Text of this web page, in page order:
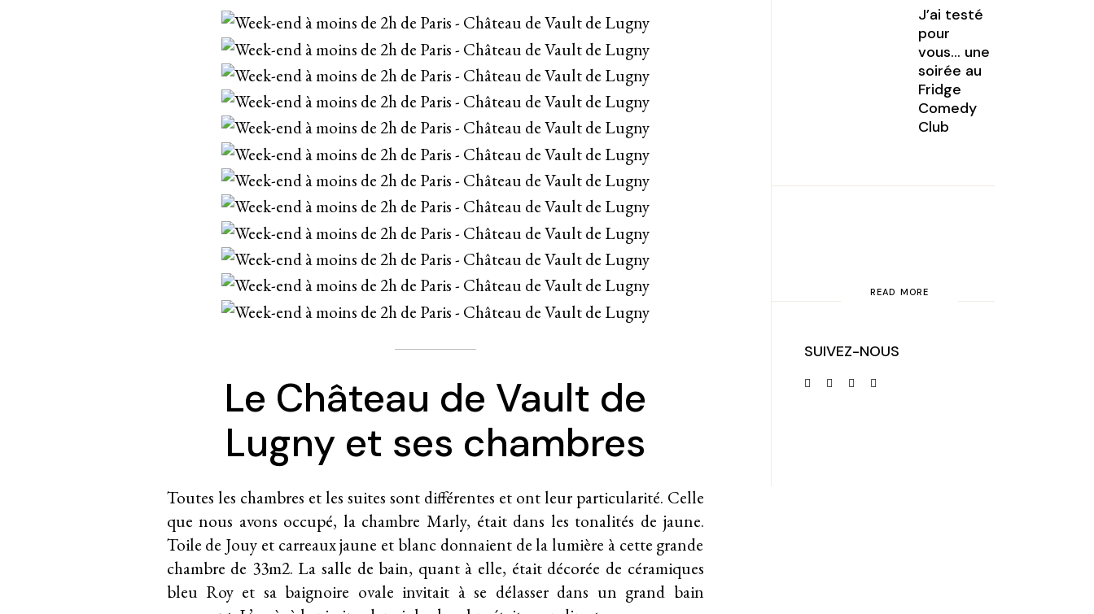
Le Château de Vault de
Lugny et ses chambres
Toutes les chambres et les suites sont différentes et ont leur particularité. Celle
que nous avons occupé, la chambre Marly, était dans les tonalités de jaune.
Toile de Jouy et carreaux jaune et blanc donnaient de la lumière à cette grande
chambre de 33m2. La salle de bain, quant à elle, était décorée de céramiques
bleu Roy et sa baignoire ovale invitait à se délasser dans un grand bain
J’ai testé
pour
vous… une
soirée au
Fridge
Comedy
Club
READ MORE
SUIVEZ-NOUS